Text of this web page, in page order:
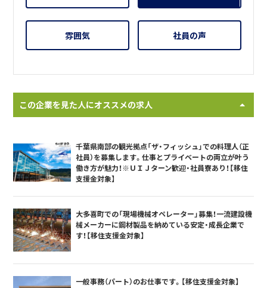
雰囲気 社員の声
この企業を見た人にオススメの求人
千葉県南部の観光拠点「ザ・フィッシュ」での料理人（正
社員）を募集します。仕事とプライベートの両立が叶う
働き方が魅力！※ＵＩＪターン歓迎・社員寮あり！【移住
支援金対象】
大多喜町での「現場機械オペレーター」募集！一流建設機
械メーカーに鋼材製品を納めている安定・成長企業で
す！【移住支援金対象】
一般事務（パート）のお仕事です。【移住支援金対象】